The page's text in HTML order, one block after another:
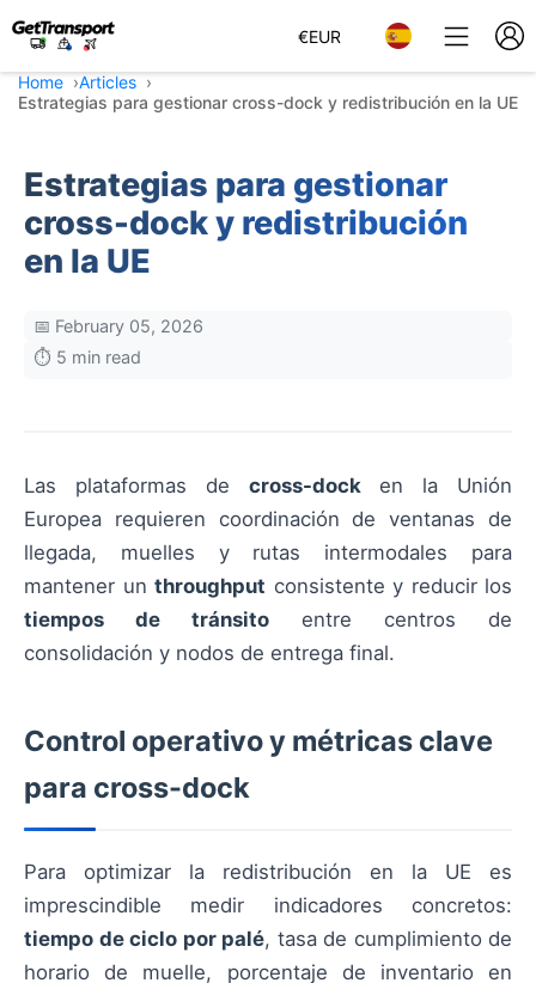
€EUR
Home
Articles
Estrategias para gestionar cross-dock y redistribución en la UE
Estrategias para gestionar
cross-dock y redistribución
en la UE
📅 February 05, 2026
⏱️ 5 min read
Las plataformas de cross-docken la Unión
Europea requieren coordinación de ventanas de
llegada, muelles y rutas intermodales para
mantener un throughput consistente y reducir los
tiempos de tránsito entre centros de
consolidación y nodos de entrega final.
Control operativo y métricas clave
para cross-dock
Para optimizar la redistribución en la UE es
imprescindible medir indicadores concretos:
tiempo de ciclo por palé, tasa de cumplimiento de
horario de muelle, porcentaje de inventario en